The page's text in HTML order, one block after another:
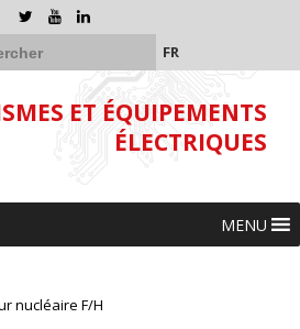
FR
ET ÉQUIPEMENTS
ÉLECTRIQUES
MENU
nucléaire F/H